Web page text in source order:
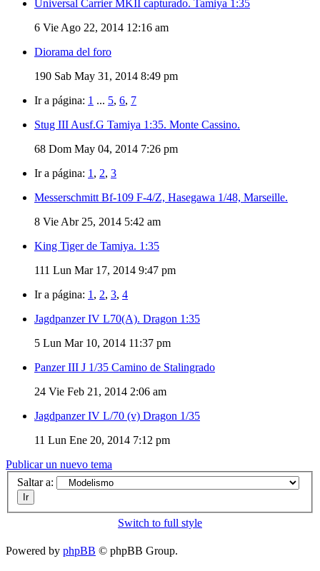
Universal Carrier MKII capturado. Tamiya 1:35
6 Vie Ago 22, 2014 12:16 am
Diorama del foro
190 Sab May 31, 2014 8:49 pm
Ir a página: 1 ... 5, 6, 7
Stug III Ausf.G Tamiya 1:35. Monte Cassino.
68 Dom May 04, 2014 7:26 pm
Ir a página: 1 , 2, 3
Messerschmitt Bf-109 F-4/Z, Hasegawa 1/48, Marseille.
8 Vie Abr 25, 2014 5:42 am
King Tiger de Tamiya. 1:35
111 Lun Mar 17, 2014 9:47 pm
Ir a página: 1 , 2, 3, 4
Jagdpanzer IV L70(A). Dragon 1:35
5 Lun Mar 10, 2014 11:37 pm
Panzer III J 1/35 Camino de Stalingrado
24 Vie Feb 21, 2014 2:06 am
Jagdpanzer IV L/70 (v) Dragon 1/35
11 Lun Ene 20, 2014 7:12 pm
Publicar un nuevo tema
Saltar a:
Switch to full style
Powered by phpBB © phpBB Group.